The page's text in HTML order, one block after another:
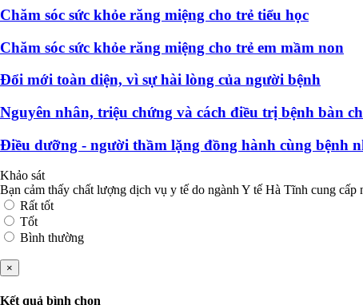
Chăm sóc sức khỏe răng miệng cho trẻ tiểu học
Chăm sóc sức khỏe răng miệng cho trẻ em mầm non
Đổi mới toàn diện, vì sự hài lòng của người bệnh
Nguyên nhân, triệu chứng và cách điều trị bệnh bàn
Điều dưỡng - người thầm lặng đồng hành cùng bệnh
Khảo sát
Bạn cảm thấy chất lượng dịch vụ y tế do ngành Y tế Hà Tĩnh cung cấp
Rất tốt
Tốt
Bình thường
×
Kết quả bình chọn